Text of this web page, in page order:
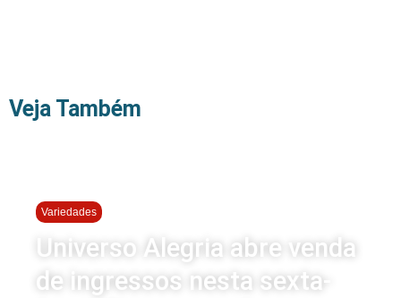
Veja Também
Variedades
Universo Alegria abre venda
de ingressos nesta sexta-